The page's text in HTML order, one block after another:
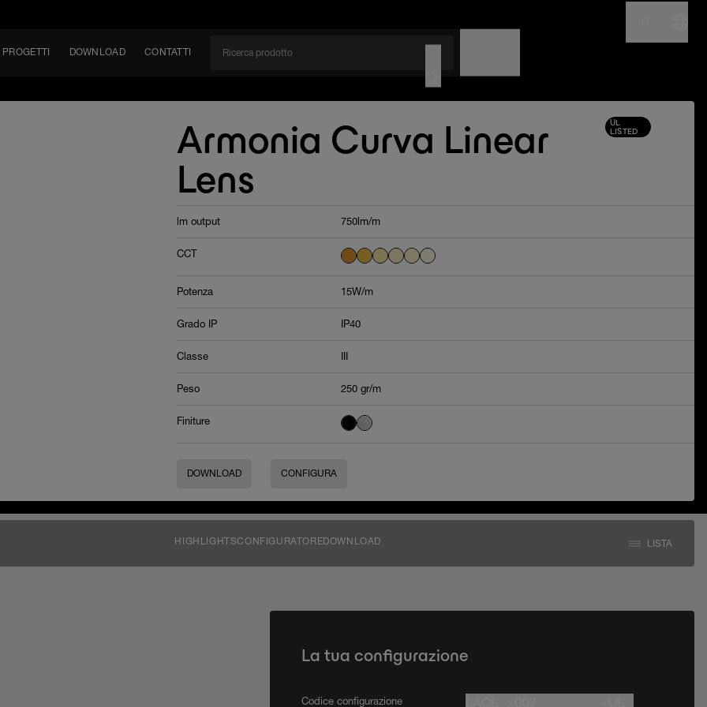
PROGETTI DOWNLOAD CONTATTI
NOME
Armonia Curva Linear
Lens
UL
LISTED
lm output 750lm/m
CCT
Potenza 15W/m
Grado IP IP40
Classe
Peso 250 gr/m
Finiture
DOWNLOAD CONFIGURA
HIGHLIGHTSCONFIGURATOREDOWNLOAD LISTA
La tua configurazione
Codice configurazione